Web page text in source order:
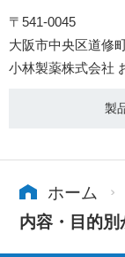
〒541-0045
大阪市中央区道修
小林製薬株式会社
製
ホーム
内容・目的別